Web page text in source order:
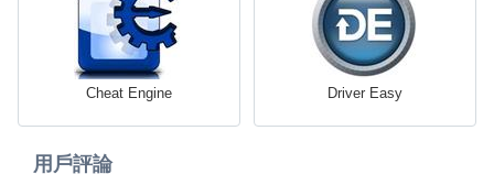
Cheat Engine Driver Easy
用戶評論